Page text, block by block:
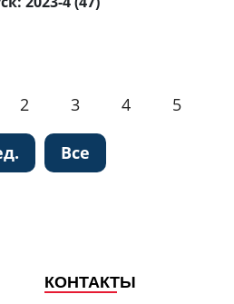
2 3 4 5
Все
КОНТАКТЫ